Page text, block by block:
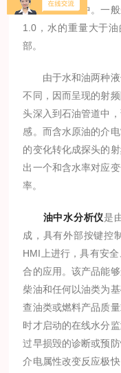
形式聚集在油中。一
1.0，水的重量大于
部。
由于水和油两种液
不同，因而呈现的射
头深入到石油管道中
感。而含水原油的介
的变化转化成探头的
出一个和含水率对应
率。
油中水分析仪是
成，具有外部按键控
HMI上进行，具有安
合的应用。该产品能
柴油和任何以油类为
查油类或燃料产品质
时才启动的在线水分
过早损毁的诊断或预
介电属性改变反应极